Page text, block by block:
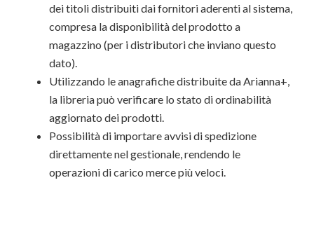
dei titoli distribuiti dai fornitori aderenti al sistema,
compresa la disponibilità del prodotto a
magazzino (per i distributori che inviano questo
dato).
Utilizzando le anagrafiche distribuite da Arianna+,
la libreria può verificare lo stato di ordinabilità
aggiornato dei prodotti.
Possibilità di importare avvisi di spedizione
direttamente nel gestionale, rendendo le
operazioni di carico merce più veloci.